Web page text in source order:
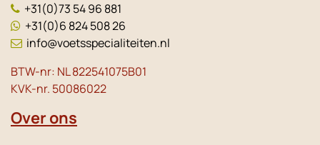
+31(0)73 54 96 881
+31(0)6 824 508 26
info@voetsspecialiteiten.nl
BTW-nr: NL 822541075B01
KVK-nr. 50086022
Over ons